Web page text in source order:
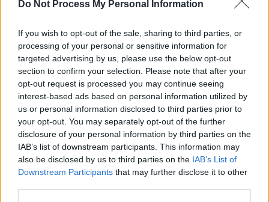
Do Not Process My Personal Information
If you wish to opt-out of the sale, sharing to third parties, or
processing of your personal or sensitive information for
targeted advertising by us, please use the below opt-out
section to confirm your selection. Please note that after your
opt-out request is processed you may continue seeing
interest-based ads based on personal information utilized by
us or personal information disclosed to third parties prior to
your opt-out. You may separately opt-out of the further
disclosure of your personal information by third parties on the
IAB’s list of downstream participants. This information may
also be disclosed by us to third parties on the IAB’s List of
Downstream Participants that may further disclose it to other